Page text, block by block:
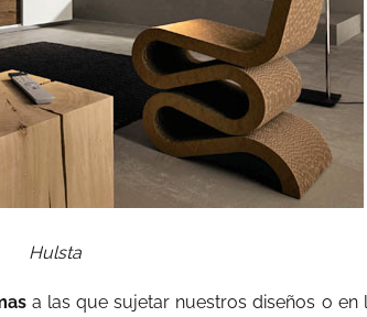
Hulsta
a las que sujetar nuestros diseños o en